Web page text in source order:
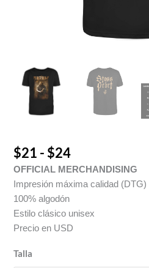
$21 - $24
OFFICIAL MERCHANDISING
Impresión máxima calidad (DTG)
100% algodón
Estilo clásico unisex
Precio en USD
Talla